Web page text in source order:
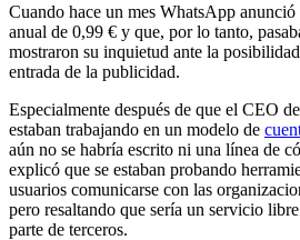
Cuando hace un mes WhatsApp anunció
anual de 0,99 € y que, por lo tanto,
mostraron su inquietud ante la
entrada de la publicidad.
Especialmente después de que el CEO
estaban trabajando en un modelo de
aún no se habría escrito ni una línea de
explicó que se estaban probando
usuarios comunicarse con las
pero resaltando que sería un servicio
parte de terceros.